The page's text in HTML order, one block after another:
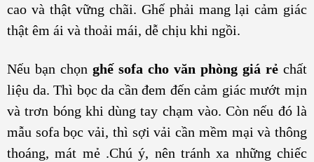
cao và thật vững chãi. Ghế phải mang lại cảm giác
thật êm ái và thoải mái, dễ chịu khi ngồi.
Nếu bạn chọn ghế sofa cho văn phòng giá rẻ chất
liệu da. Thì bọc da cần đem đến cảm giác mướt mịn
và trơn bóng khi dùng tay chạm vào. Còn nếu đó là
mẫu sofa bọc vải, thì sợi vải cần mềm mại và thông
thoáng, mát mẻ .Chú ý, nên tránh xa những chiếc